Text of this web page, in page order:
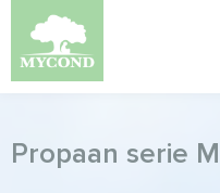
Propaan serie